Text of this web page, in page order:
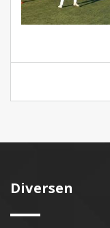
Diversen